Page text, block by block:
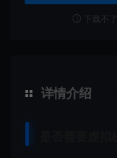
下载不
详情介绍